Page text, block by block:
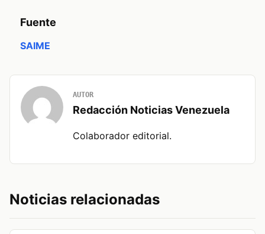
Fuente
SAIME
AUTOR
Redacción Noticias Venezuela
Colaborador editorial.
Noticias relacionadas